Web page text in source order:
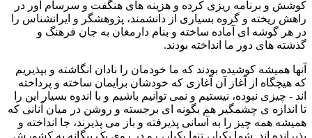
کوشش و برنامه ریزی کرده و هزینه های هنگفت و سرسام آور در
راهش ریخته و گروه بسیاری از دانشمند، پژوهشگر و ایرانشناس را
در هر گوشه ای آماده ساخته و بنام دارمغان به جان فرهنگ و
گذشته های دور ما انداخته بودند.
آنها همیشه کوشیده بودند که ما خودمان را نادان انگاشته و بپذیریم
که هیچگاه از آغاز آن آغازی که خودشان برایمان ساخته و پرداخته
اند - چیزی نبوده، نیستیم و نمی توانیم باشیم و با اندوه بسیار این را
تا اندازه ی چشمگیر هم بگونه ای برجسته و روشن در میان آنانی که
همیشه همه چیز را به آسانی پذیرفته و باز می پذیرند، جا انداخته و
پذیرانده اند. شما یکبار، تنها یکبار، رو در روی یک بیگانه به کشورش